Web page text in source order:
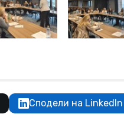
Сподели на LinkedIn